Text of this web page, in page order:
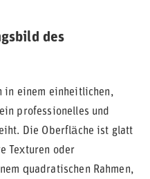
des
in einem einheitlichen,
professionelles und
Die Oberfläche ist glatt
Texturen oder
quadratischen Rahmen,